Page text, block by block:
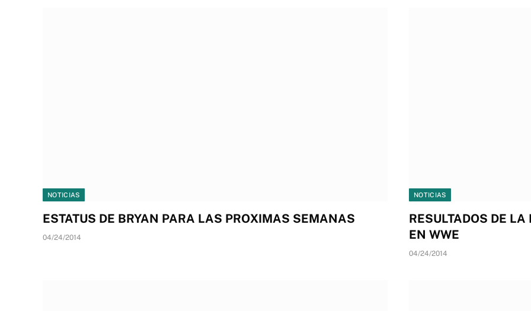
NOTICIAS
ESTATUS DE BRYAN PARA LAS PROXIMAS SEMANAS
04/24/2014
NOTICIAS
RESULTADOS DE
EN WWE
04/24/2014